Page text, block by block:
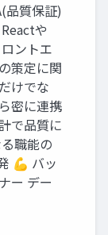
品質保証)
や
ントエ
策定に関
けでな
密に連携
で品質に
職能の
💪 バッ
ー デー